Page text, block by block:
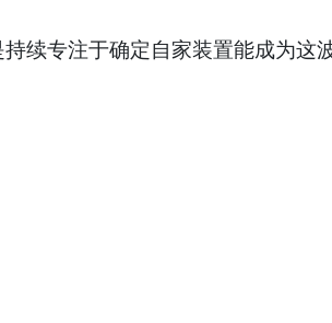
续专注于确定自家装置能成为这